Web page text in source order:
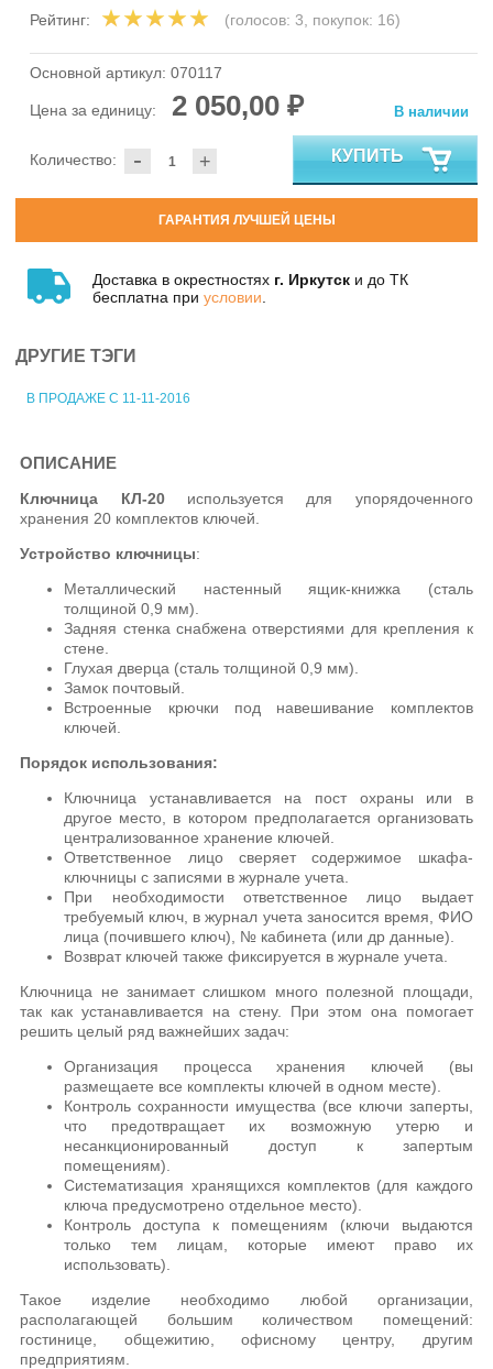
Рейтинг: (голосов: 3, покупок: 16)
Основной артикул: 070117
Цена за единицу: 2 050,00 ₽
- +
Количество:
В наличии
КУПИТЬ
ГАРАНТИЯ ЛУЧШЕЙ ЦЕНЫ
Доставка в окрестностях г. Иркутск и до ТК
бесплатна при условии
ДРУГИЕ ТЭГИ
В ПРОДАЖЕ С 11-11-2016
ОПИСАНИЕ
Ключница КЛ-20 используется для упорядоченного
хранения 20 комплектов ключей.
Устройство ключницы:
Металлический настенный ящик-книжка (сталь
толщиной 0,9 мм).
Задняя стенка снабжена отверстиями для крепления к
стене.
Глухая дверца (сталь толщиной 0,9 мм).
Замок почтовый.
Встроенные крючки под навешивание комплектов
ключей.
Порядок использования:
Ключница устанавливается на пост охраны или в
другое место, в котором предполагается организовать
централизованное хранение ключей.
Ответственное лицо сверяет содержимое шкафа-
ключницы с записями в журнале учета.
При необходимости ответственное лицо выдает
требуемый ключ, в журнал учета заносится время, ФИО
лица (почившего ключ), № кабинета (или др данные).
Возврат ключей также фиксируется в журнале учета.
Ключница не занимает слишком много полезной площади,
так как устанавливается на стену. При этом она помогает
решить целый ряд важнейших задач:
Организация процесса хранения ключей (вы
размещаете все комплекты ключей в одном месте).
Контроль сохранности имущества (все ключи заперты,
что предотвращает их возможную утерю и
несанкционированный доступ к запертым
помещениям).
Систематизация хранящихся комплектов (для каждого
ключа предусмотрено отдельное место).
Контроль доступа к помещениям (ключи выдаются
только тем лицам, которые имеют право их
использовать).
Такое изделие необходимо любой организации,
располагающей большим количеством помещений:
гостинице, общежитию, офисному центру, другим
предприятиям.